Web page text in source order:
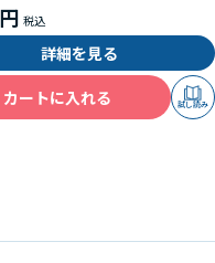
詳細を見る
カートに入れる
試し読み